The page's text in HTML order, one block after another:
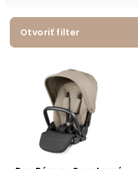
Otvoriť filter
Výpis produktov